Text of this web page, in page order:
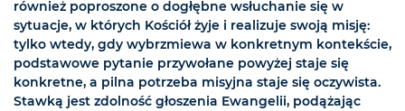
również poproszone o dogłębne wsłuchanie się w
sytuacje, w których Kościół żyje i realizuje swoją misję:
tylko wtedy, gdy wybrzmiewa w konkretnym kontekście,
podstawowe pytanie przywołane powyżej staje się
konkretne, a pilna potrzeba misyjna staje się oczywista.
Stawką jest zdolność głoszenia Ewangelii, podążając